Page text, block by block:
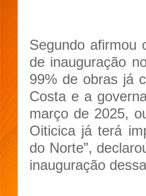
Segundo afirmou
de inauguração
99% de obras já
Costa e a
março de 2025,
Oiticica já terá
do Norte”,
inauguração